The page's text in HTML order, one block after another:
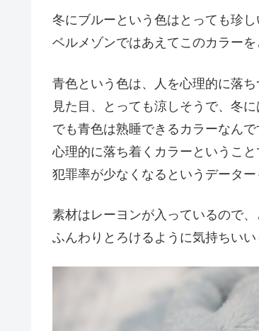
冬にブルーという色はとっても珍
ベルメゾンではあえてこのカラーを
青色という色は、人を心理的に落
見た目、とっても涼しそうで、冬に
でも青色は熟睡できるカラーなんで
心理的に落ち着くカラーというこ
犯罪率が少なくなるというデーター
素材はレーヨンが入っているので
ふんわりとろけるように気持ちいい